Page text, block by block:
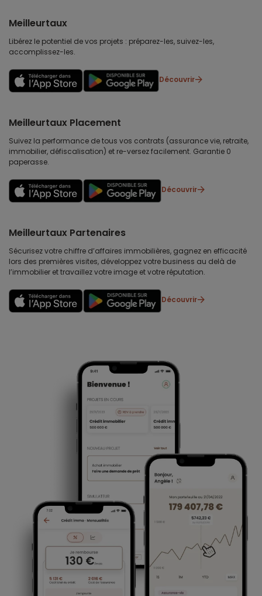
Meilleurtaux
Libérez le potentiel de vos projets : préparez-les, suivez-les,
accomplissez-les.
Découvrir
Meilleurtaux Placement
Suivez la performance de tous vos contrats (assurance vie, retraite,
immobilier, défiscalisation) et re-versez facilement. Garantie 0
paperasse.
Découvrir
Meilleurtaux Partenaires
Sécurisez votre chiffre d’affaires immobilières, gagnez en efficacité
lors des premières visites, développez votre business au delà de
l’immobilier et travaillez votre image et votre réputation.
Découvrir